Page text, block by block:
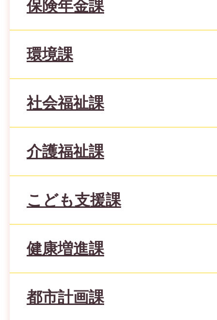
保険年金課
環境課
社会福祉課
介護福祉課
こども支援課
健康増進課
都市計画課